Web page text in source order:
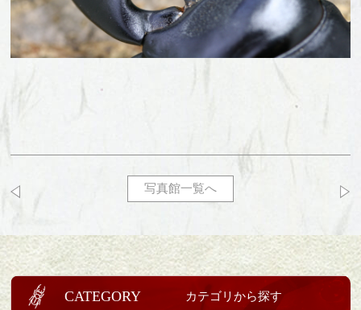
写真館一覧へ
CATEGORY カテゴリから探す